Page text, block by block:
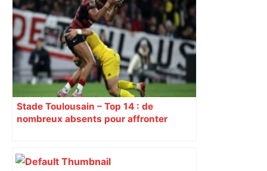
Stade Toulousain – Top 14 : de
nombreux absents pour affronter